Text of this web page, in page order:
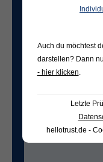
Freifeld für evtl.
Auch du möchtest
darstellen? Dann
- hier klicken
Letzte
hellotrust.de -